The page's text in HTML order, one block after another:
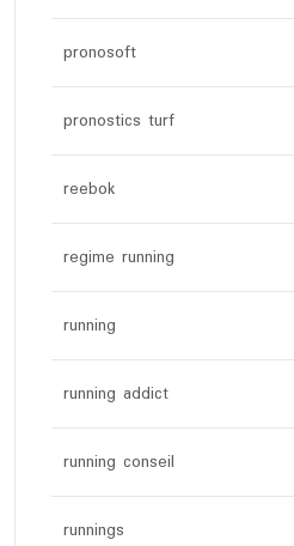
pronosoft
pronostics turf
reebok
regime running
running
running addict
running conseil
runnings